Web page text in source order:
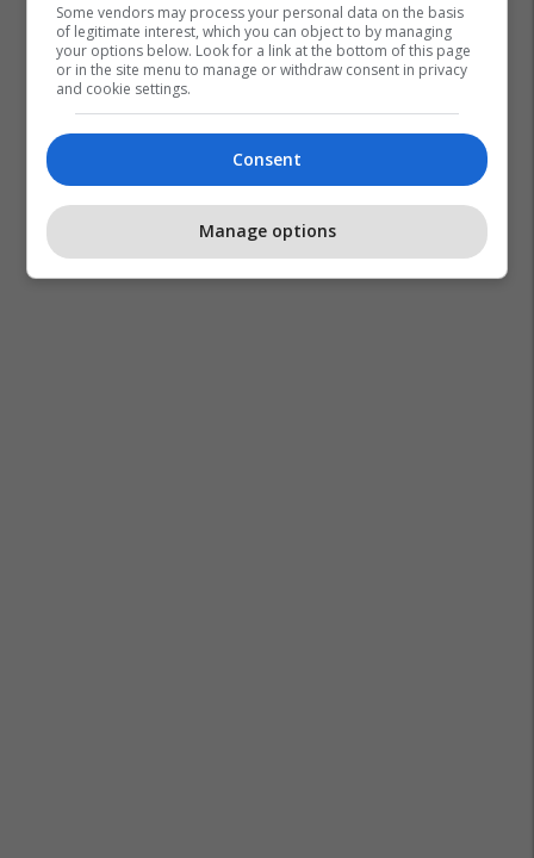
Some vendors may process your personal data on the basis
of legitimate interest, which you can object to by managing
your options below. Look for a link at the bottom of this page
or in the site menu to manage or withdraw consent in privacy
and cookie settings.
Consent
Manage options